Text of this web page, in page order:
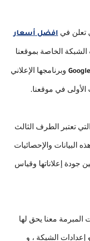
تعلن في افضل أسعار
الخاصة بموقعنا
Google وبرنامجها الإعلاني
في موقعنا.
تعتبر الطرف الثالث
البيانات والإحصائيات
جودة إعلاناتها وقياس
المبرمة معنا يحق لها
إعدادات الشبكة ، و